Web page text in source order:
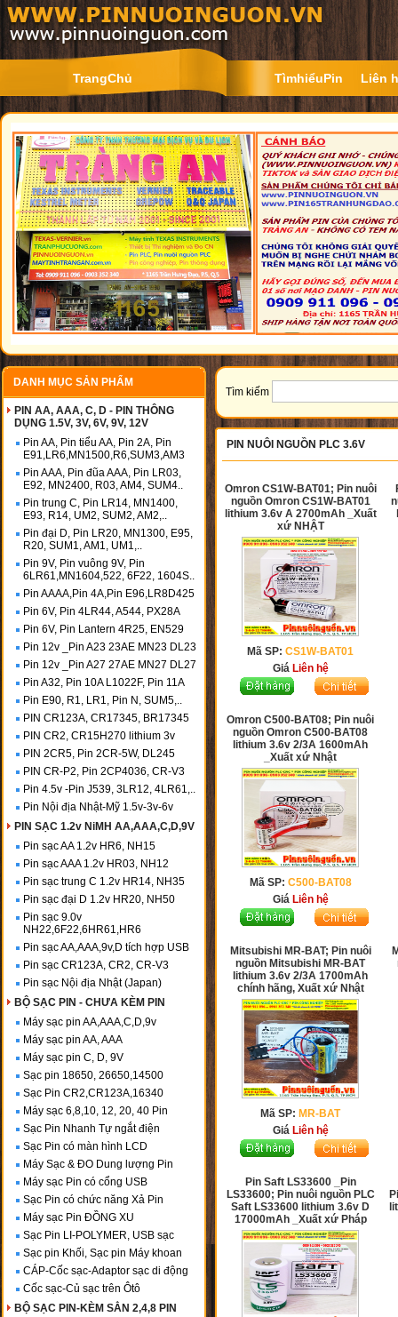
TrangChủ TìmhiểuPin Liên
DANH MỤC SẢN PHẨM
PIN AA, AAA, C, D - PIN THÔNG
DỤNG 1.5V, 3V, 6V, 9V, 12V
Pin AA, Pin tiểu AA, Pin 2A, Pin
E91,LR6,MN1500,R6,SUM3,AM3
Pin AAA, Pin đũa AAA, Pin LR03,
E92, MN2400, R03, AM4, SUM4..
Pin trung C, Pin LR14, MN1400,
E93, R14, UM2, SUM2, AM2,..
Pin đại D, Pin LR20, MN1300, E95,
R20, SUM1, AM1, UM1,..
Pin 9V, Pin vuông 9V, Pin
6LR61,MN1604,522, 6F22, 1604S..
Pin AAAA,Pin 4A,Pin E96,LR8D425
Pin 6V, Pin 4LR44, A544, PX28A
Pin 6V, Pin Lantern 4R25, EN529
Pin 12v _Pin A23 23AE MN23 DL23
Pin 12v _Pin A27 27AE MN27 DL27
Pin A32, Pin 10A L1022F, Pin 11A
Pin E90, R1, LR1, Pin N, SUM5,..
PIN CR123A, CR17345, BR17345
PIN CR2, CR15H270 lithium 3v
PIN 2CR5, Pin 2CR-5W, DL245
PIN CR-P2, Pin 2CP4036, CR-V3
Pin 4.5v -Pin J539, 3LR12, 4LR61,..
Pin Nội địa Nhật-Mỹ 1.5v-3v-6v
PIN SẠC 1.2v NiMH AA,AAA,C,D,9V
Pin sạc AA 1.2v HR6, NH15
Pin sạc AAA 1.2v HR03, NH12
Pin sạc trung C 1.2v HR14, NH35
Pin sạc đại D 1.2v HR20, NH50
Pin sạc 9.0v
NH22,6F22,6HR61,HR6
Pin sạc AA,AAA,9v,D tích hợp USB
Pin sạc CR123A, CR2, CR-V3
Pin sạc Nội địa Nhật (Japan)
BỘ SẠC PIN - CHƯA KÈM PIN
Máy sạc pin AA,AAA,C,D,9v
Máy sạc pin AA, AAA
Máy sạc pin C, D, 9V
Sạc pin 18650, 26650,14500
Sạc Pin CR2,CR123A,16340
Máy sạc 6,8,10, 12, 20, 40 Pin
Sạc Pin Nhanh Tự ngắt điện
Sạc Pin có màn hình LCD
Máy Sạc & ĐO Dung lượng Pin
Máy sạc Pin có cổng USB
Sạc Pin có chức năng Xả Pin
Máy sạc Pin ĐỒNG XU
Sạc Pin LI-POLYMER, USB sạc
Sạc pin Khối, Sạc pin Máy khoan
CÁP-Cốc sạc-Adaptor sạc di động
Cốc sạc-Củ sạc trên Ôtô
BỘ SẠC PIN-KÈM SẲN 2,4,8 PIN
Tìm kiếm
PIN NUÔI NGUỒN PLC 3.6V
Omron CS1W-BAT01; Pin nuôi
nguồn Omron CS1W-BAT01
lithium 3.6v A 2700mAh _Xuất
xứ NHẬT
Mã SP:CS1W-BAT01
Giá Liên hệ
Omron C500-BAT08; Pin nuôi
nguồn Omron C500-BAT08
lithium 3.6v 2/3A 1600mAh
_Xuất xứ Nhật
Mã SP: C500-BAT08
Giá Liên hệ
Mitsubishi MR-BAT; Pin nuôi
nguồn Mitsubishi MR-BAT
lithium 3.6v 2/3A 1700mAh
chính hãng, Xuất xứ Nhật
Mã SP: MR-BAT
Giá Liên hệ
Pin Saft LS33600 _Pin
LS33600; Pin nuôi nguồn PLC
Saft LS33600 lithium 3.6v D
17000mAh _Xuất xứ Pháp